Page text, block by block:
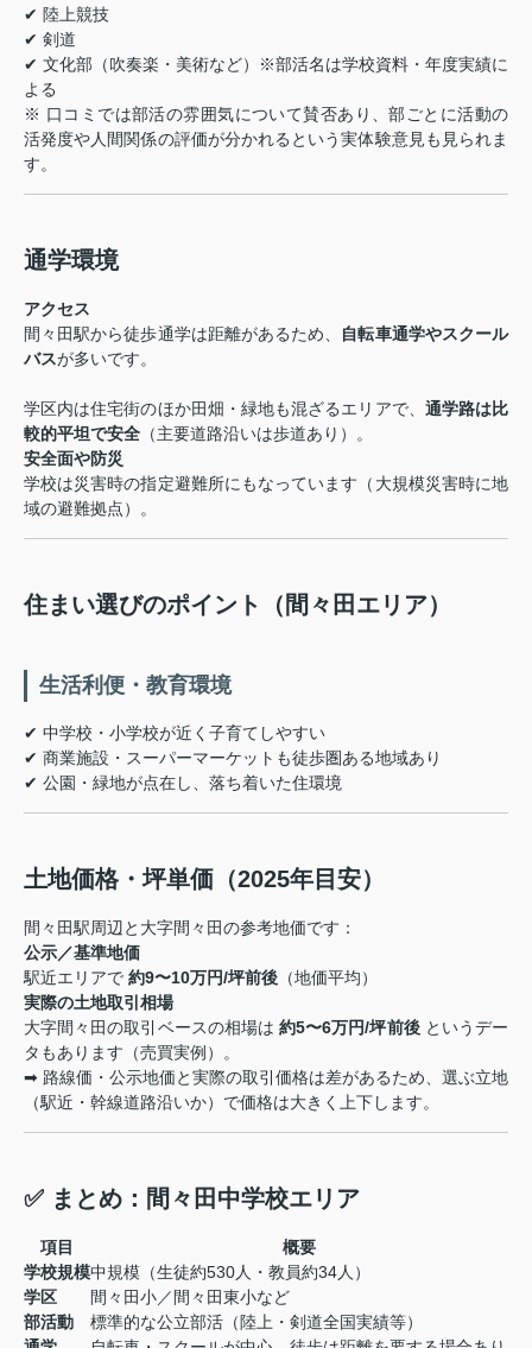
✔︎ 陸上競技
✔︎ 剣道
✔︎ 文化部（吹奏楽・美術など）※部活名は学校資料・年度実績に
よる
※ 口コミでは部活の雰囲気について賛否あり、部ごとに活動の
活発度や人間関係の評価が分かれるという実体験意見も見られま
す。
通学環境
アクセス
間々田駅から徒歩通学は距離があるため、
自転車通学やスクール
バスが多いです。
学区内は住宅街のほか田畑・緑地も混ざるエリアで、 通学路は比
較的平坦で安全 （主要道路沿いは歩道あり）。
安全面や防災
学校は災害時の指定避難所にもなっています（大規模災害時に地
域の避難拠点）。
住まい選びのポイント（間々田エリア）
生活利便・教育環境
✔︎ 中学校・小学校が近く子育てしやすい
✔︎ 商業施設・スーパーマーケットも徒歩圏ある地域あり
✔︎ 公園・緑地が点在し、落ち着いた住環境
土地価格・坪単価（2025年目安）
間々田駅周辺と大字間々田の参考地価です：
公示／基準地価
駅近エリアで 約9〜10万円/坪前後 （地価平均）
実際の土地取引相場
大字間々田の取引ベースの相場は約5〜6万円/坪前後というデー
タもあります（売買実例）。
➡ 路線価・公示地価と実際の取引価格は差があるため、選ぶ立地
（駅近・幹線道路沿いか）で価格は大きく上下します。
✅ まとめ：間々田中学校エリア
項目
概要
学校規模中規模（生徒約530人・教員約34人）
学区
間々田小／間々田東小など
部活動
標準的な公立部活（陸上・剣道全国実績等）